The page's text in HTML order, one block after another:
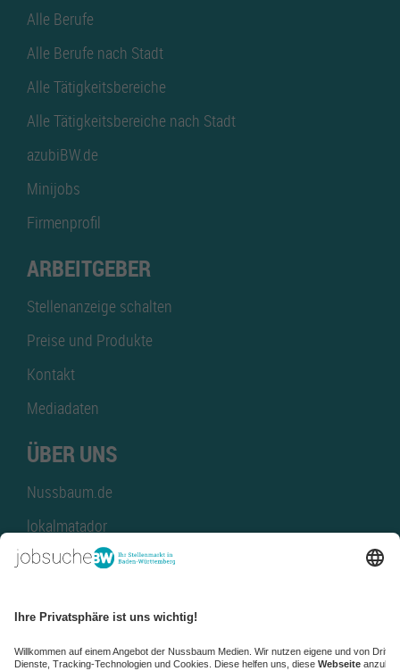
Alle Berufe
Alle Berufe nach Stadt
Alle Tätigkeitsbereiche
Alle Tätigkeitsbereiche nach Stadt
azubiBW.de
Minijobs
Firmenprofil
ARBEITGEBER
Stellenanzeige schalten
Preise und Produkte
Kontakt
Mediadaten
ÜBER UNS
Nussbaum.de
lokalmatador
kaufinBW
NussbaumID
Nussbaum Medien